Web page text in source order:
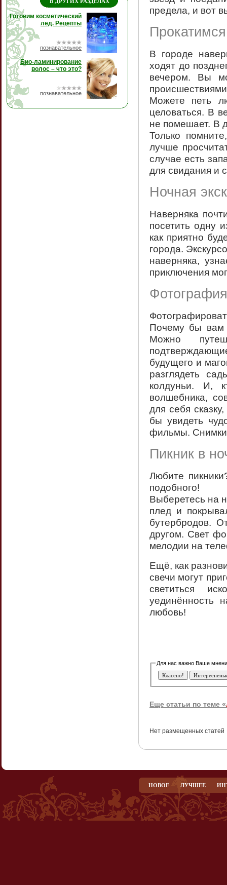
Готовим косметический
лед. Рецепты
познавательное
Био-ламинирование
волос – что это?
познавательное
предела, и вот
Прокатимся
В городе
ходят до
вечером. Вы
Можете петь
целоваться. В
не помешает. В
Только
лучше
случае есть
для свидания и
Ночная
Наверняка
посетить одну
как приятно
города.
наверняка,
приключения
Почему бы вам
Можно
будущего и
разглядеть
колдуньи. И,
волшебника,
для себя
бы увидеть
фильмы. Снимки
Пикник в
Любите
подобного!
Выберетесь на
плед и
бутербродов.
другом. Свет
мелодии на
Ещё, как
свечи могут
светиться
уединённость
любовь!
Еще статьи по теме «
Нет размещенных статей
НОВОЕ ЛУЧШЕЕ